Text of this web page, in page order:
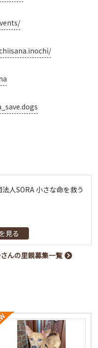
法人SORA 小さな命を救う
見る
んの里親募集一覧